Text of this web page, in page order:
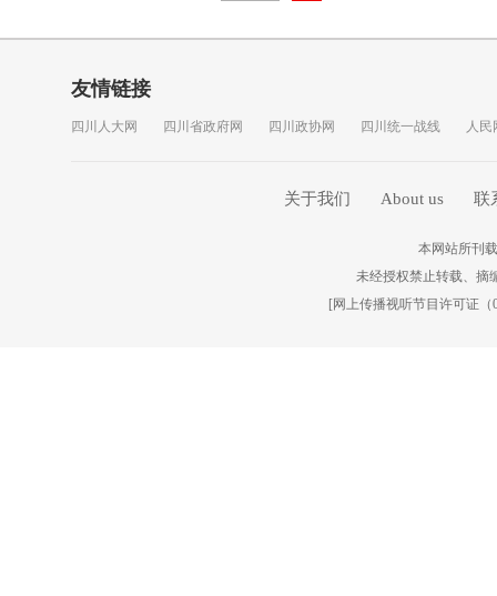
友情链接
四川人大网 四川省政府网 四川政协网 四川统一战线 人民
关于我们 About us 联
本网站所刊
未经授权禁止转载、摘
[网上传播视听节目许可证（